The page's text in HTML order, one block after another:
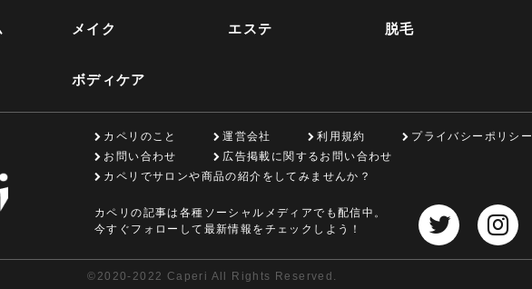
メイク エステ 脱毛
ボディケア
カペリのこと 運営会社 利用規約
プライバシーポリシー
お問い合わせ
広告掲載に関するお問い合わせ
カペリでサロンや商品の紹介をしてみませんか？
カペリの記事は各種ソーシャルメディアでも配信中。
今すぐフォローして最新情報をチェックしよう！
©2020-2022 Caperi All Rights Reserved.